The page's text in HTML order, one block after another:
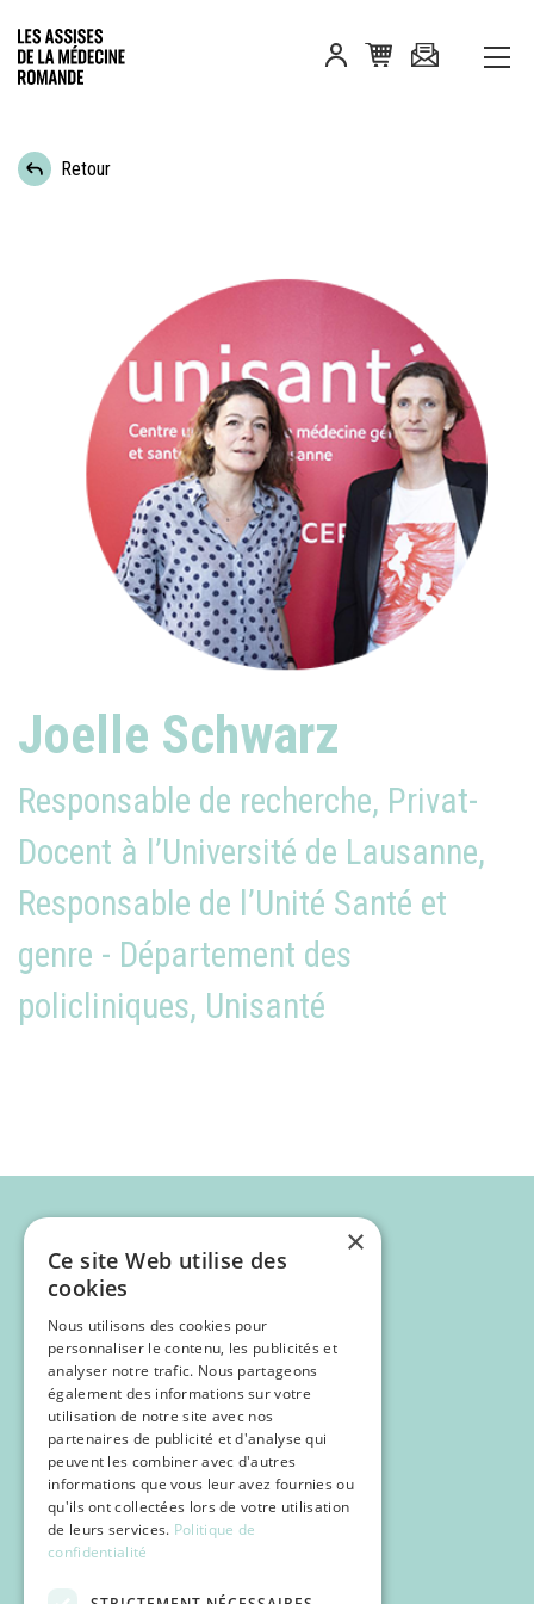
Retour
Joelle Schwarz
Responsable de recherche, Privat-
Docent à l’Université de Lausanne,
Responsable de l’Unité Santé et
genre - Département des
policliniques, Unisanté
Programme
Inscription
POCUS
×
Ce site Web utilise des
cookies
Nous utilisons des cookies pour
personnaliser le contenu, les publicités et
analyser notre trafic. Nous partageons
également des informations sur votre
utilisation de notre site avec nos
partenaires de publicité et d'analyse qui
peuvent les combiner avec d'autres
informations que vous leur avez fournies ou
qu'ils ont collectées lors de votre utilisation
de leurs services. Politique de
confidentialité